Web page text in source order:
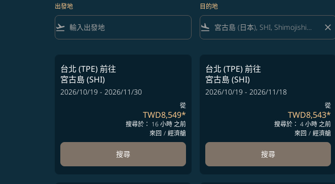
出發地
flight_takeoff
目的地
flight_land close
台北 (TPE)前往
宮古島 (SHI)
2026/10/19 - 2026/11/30
從
TWD8,549*
搜尋於： 16 小時 之前
來回 / 經濟艙
搜尋
台北 (TPE)前往
宮古島 (SHI)
2026/10/19 - 2026/11/18
從
TWD8,543*
搜尋於： 4 小時 之前
來回 / 經濟艙
搜尋